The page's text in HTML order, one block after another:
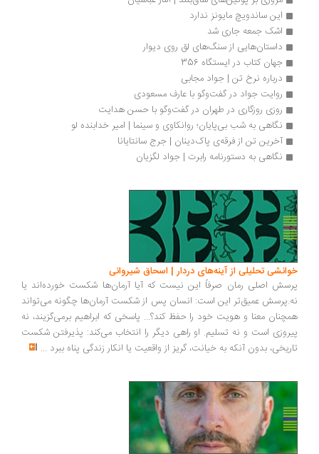
این ساندویچ مایونز ندارد
اشک جمعه جاری شد
داستان‌هایی از سنگ‌های لق روی دیوار
جهان کتاب در ایستگاه 356
درباره نرخ تن | جواد مجابی
روایت جواد در گفت‌وگو با عارف مسعودی
روزی روزگاری در طهران در گفت‌وگو با حسن هدایت
نگاهی به شب بی‌پایان؛ روانکاوی و سینما | امیر خدابنده لو
آخرین تن از فرقه‌ی پاک‌دینان | جرج سانتایانا
نگاهی به دستورنامه رابرت | جواد لگزیان
تحلیلی از آینه‌های دردار | اسحاق شیروانی
اصلی رمان صرفاً این نیست که آیا آرمان‌ها شکست خورده‌اند یا
عمیق‌تر این است: انسان پس از شکست آرمان‌ها چگونه می‌تواند
معنا و هویت خود را حفظ کند؟... پاسخی که ابراهیم برمی‌گزیند، نه
است و نه تسلیم. او راهی دیگر را انتخاب می‌کند: پذیرفتن شکست
بدون آنکه به خیانت، گریز از واقعیت یا انکار زندگی پناه ببرد...